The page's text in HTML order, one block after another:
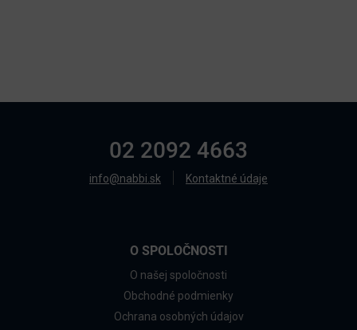
02 2092 4663
info@nabbi.sk Kontaktné údaje
O SPOLOČNOSTI
O našej spoločnosti
Obchodné podmienky
Ochrana osobných údajov